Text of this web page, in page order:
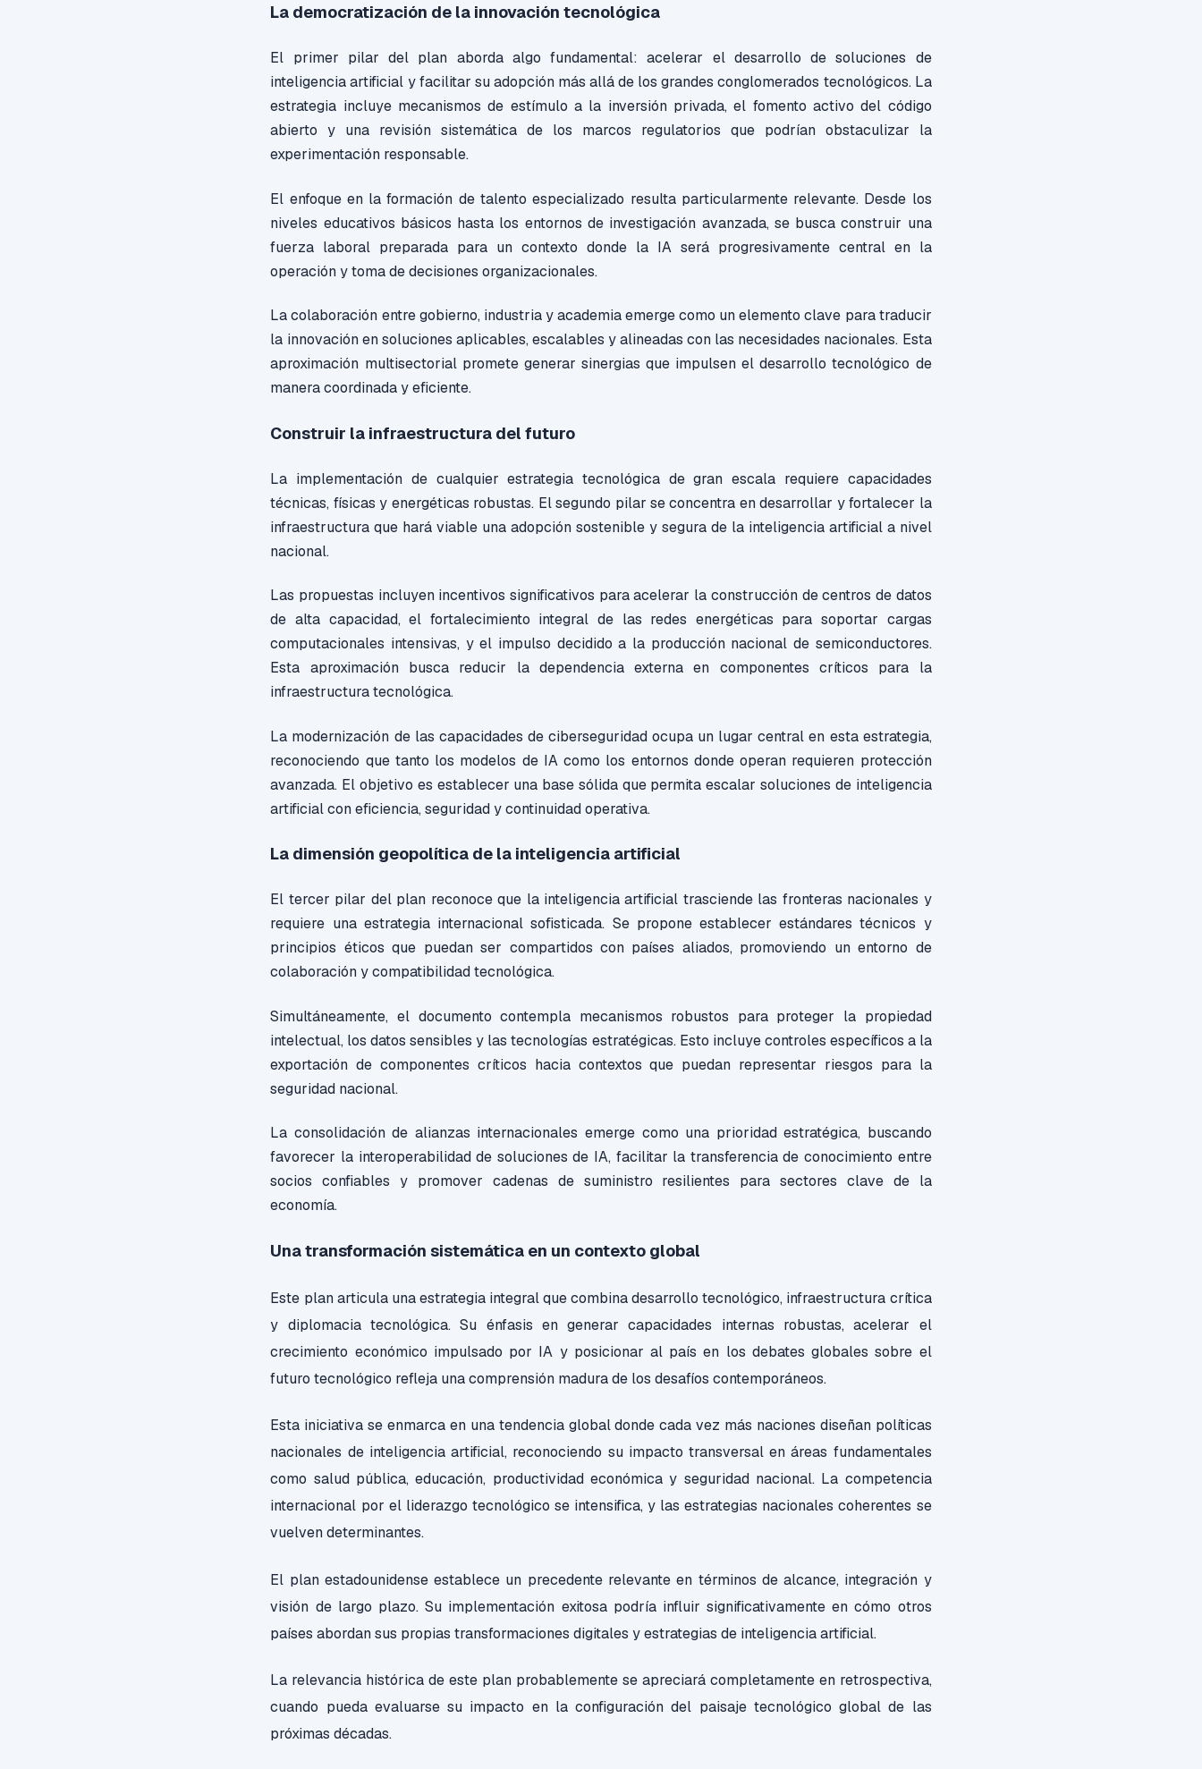
La democratización de la innovación tecnológica
El primer pilar del plan aborda algo fundamental: acelerar el desarrollo de soluciones de
inteligencia artificial y facilitar su adopción más allá de los grandes conglomerados tecnológicos. La
estrategia incluye mecanismos de estímulo a la inversión privada, el fomento activo del código
abierto y una revisión sistemática de los marcos regulatorios que podrían obstaculizar la
experimentación responsable.
El enfoque en la formación de talento especializado resulta particularmente relevante. Desde los
niveles educativos básicos hasta los entornos de investigación avanzada, se busca construir una
fuerza laboral preparada para un contexto donde la IA será progresivamente central en la
operación y toma de decisiones organizacionales.
La colaboración entre gobierno, industria y academia emerge como un elemento clave para traducir
la innovación en soluciones aplicables, escalables y alineadas con las necesidades nacionales. Esta
aproximación multisectorial promete generar sinergias que impulsen el desarrollo tecnológico de
manera coordinada y eficiente.
Construir la infraestructura del futuro
La implementación de cualquier estrategia tecnológica de gran escala requiere capacidades
técnicas, físicas y energéticas robustas. El segundo pilar se concentra en desarrollar y fortalecer la
infraestructura que hará viable una adopción sostenible y segura de la inteligencia artificial a nivel
nacional.
Las propuestas incluyen incentivos significativos para acelerar la construcción de centros de datos
de alta capacidad, el fortalecimiento integral de las redes energéticas para soportar cargas
computacionales intensivas, y el impulso decidido a la producción nacional de semiconductores.
Esta aproximación busca reducir la dependencia externa en componentes críticos para la
infraestructura tecnológica.
La modernización de las capacidades de ciberseguridad ocupa un lugar central en esta estrategia,
reconociendo que tanto los modelos de IA como los entornos donde operan requieren protección
avanzada. El objetivo es establecer una base sólida que permita escalar soluciones de inteligencia
artificial con eficiencia, seguridad y continuidad operativa.
La dimensión geopolítica de la inteligencia artificial
El tercer pilar del plan reconoce que la inteligencia artificial trasciende las fronteras nacionales y
requiere una estrategia internacional sofisticada. Se propone establecer estándares técnicos y
principios éticos que puedan ser compartidos con países aliados, promoviendo un entorno de
colaboración y compatibilidad tecnológica.
Simultáneamente, el documento contempla mecanismos robustos para proteger la propiedad
intelectual, los datos sensibles y las tecnologías estratégicas. Esto incluye controles específicos a la
exportación de componentes críticos hacia contextos que puedan representar riesgos para la
seguridad nacional.
La consolidación de alianzas internacionales emerge como una prioridad estratégica, buscando
favorecer la interoperabilidad de soluciones de IA, facilitar la transferencia de conocimiento entre
socios confiables y promover cadenas de suministro resilientes para sectores clave de la
economía.
Una transformación sistemática en un contexto global
Este plan articula una estrategia integral que combina desarrollo tecnológico, infraestructura crítica
y diplomacia tecnológica. Su énfasis en generar capacidades internas robustas, acelerar el
crecimiento económico impulsado por IA y posicionar al país en los debates globales sobre el
futuro tecnológico refleja una comprensión madura de los desafíos contemporáneos.
Esta iniciativa se enmarca en una tendencia global donde cada vez más naciones diseñan políticas
nacionales de inteligencia artificial, reconociendo su impacto transversal en áreas fundamentales
como salud pública, educación, productividad económica y seguridad nacional. La competencia
internacional por el liderazgo tecnológico se intensifica, y las estrategias nacionales coherentes se
vuelven determinantes.
El plan estadounidense establece un precedente relevante en términos de alcance, integración y
visión de largo plazo. Su implementación exitosa podría influir significativamente en cómo otros
países abordan sus propias transformaciones digitales y estrategias de inteligencia artificial.
La relevancia histórica de este plan probablemente se apreciará completamente en retrospectiva,
cuando pueda evaluarse su impacto en la configuración del paisaje tecnológico global de las
próximas décadas.